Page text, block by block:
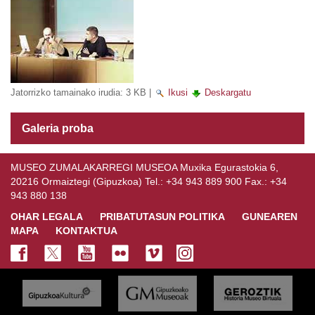
Jatorrizko tamainako irudia: 3 KB Ikusi Deskargatu
Galeria proba
MUSEO ZUMALAKARREGI MUSEOA Muxika Egurastokia 6,
20216 Ormaiztegi (Gipuzkoa) Tel.: +34 943 889 900 Fax.: +34
943 880 138
OHAR LEGALA
PRIBATUTASUN POLITIKA
GUNEAREN
MAPA
KONTAKTUA